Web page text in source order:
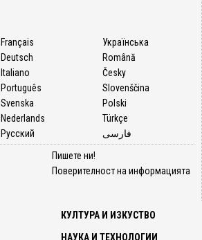
Français
Deutsch
Italiano
Português
Svenska
Nederlands
Русский
Українська
Română
Česky
Slovenščina
Polski
Türkçe
فارسی
Пишете ни!
Поверителност на информацията
КУЛТУРА И ИЗКУСТВО
НАУКА И ТЕХНОЛОГИИ